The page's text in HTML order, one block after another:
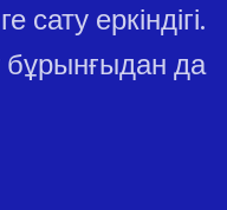
еркіндігі.
бұрынғыдан да